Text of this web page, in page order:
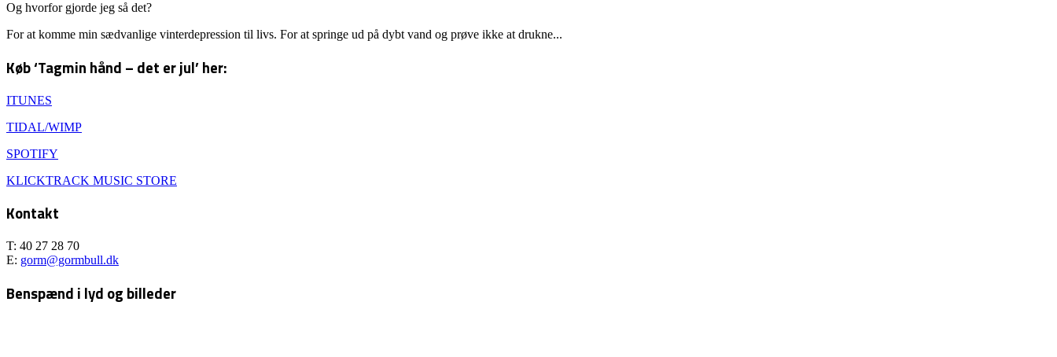
Og hvorfor gjorde jeg så det?
For at komme min sædvanlige vinterdepression til livs. For at springe ud på dybt vand og prøve ikke at drukne...
Køb ‘Tagmin hånd – det er jul’ her:
ITUNES
TIDAL/WIMP
SPOTIFY
KLICKTRACK MUSIC STORE
Kontakt
T: 40 27 28 70
E: gorm@gormbull.dk
Benspænd i lyd og billeder